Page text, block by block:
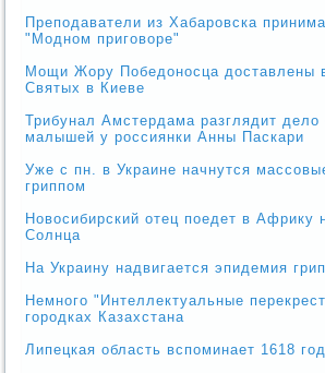
Преподаватели из Хабаровска
"Модном приговоре"
Мощи Жору Победоносца доставлены
Святых в Киеве
Трибунал Амстердама разглядит дело
малышей у россиянки Анны Паскари
Уже с пн. в Украине начнутся
гриппом
Новосибирский отец поедет в Африку
Солнца
На Украину надвигается эпидемия
Немного "Интеллектуальные
городках Казахстана
Липецкая область вспоминает 1618 год